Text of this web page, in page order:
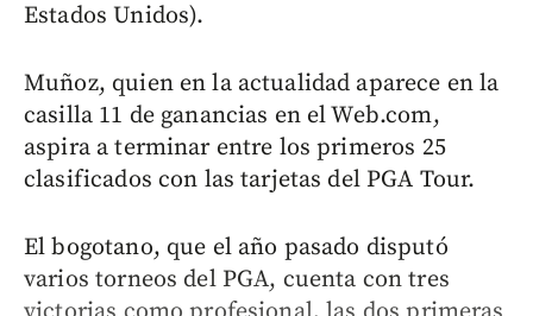
Estados Unidos).
Muñoz, quien en la actualidad aparece en la
casilla 11 de ganancias en el Web.com,
aspira a terminar entre los primeros 25
clasificados con las tarjetas del PGA Tour.
El bogotano, que el año pasado disputó
varios torneos del PGA, cuenta con tres